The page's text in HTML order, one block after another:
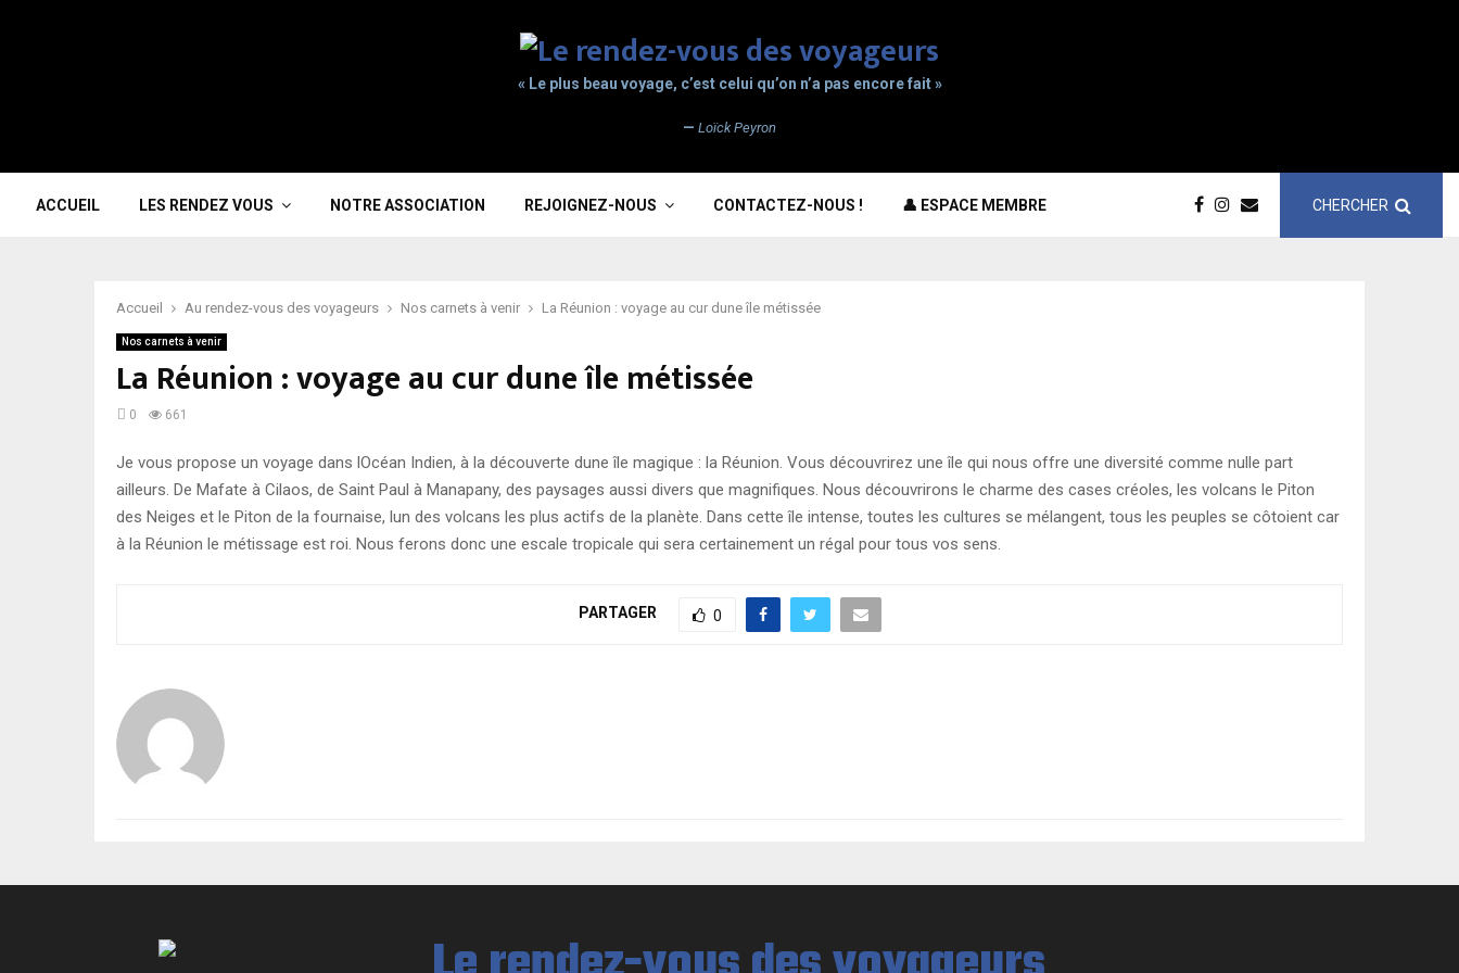
« Le plus beau voyage, c’est celui qu’on n’a pas encore fait »
— Loïck Peyron
ACCUEIL LES RENDEZ VOUS NOTRE ASSOCIATION REJOIGNEZ-NOUS CONTACTEZ-NOUS ! 👤 ESPACE MEMBRE CHERCHER
Accueil Au rendez-vous des voyageurs Nos carnets à venir La Réunion : voyage au cur dune île métissée
Nos carnets à venir
La Réunion : voyage au cur dune île métissée
0 661
Je vous propose un voyage dans lOcéan Indien, à la découverte dune île magique : la Réunion. Vous découvrirez une île qui nous offre une diversité comme nulle part
ailleurs. De Mafate à Cilaos, de Saint Paul à Manapany, des paysages aussi divers que magnifiques. Nous découvrirons le charme des cases créoles, les volcans le Piton
des Neiges et le Piton de la fournaise, lun des volcans les plus actifs de la planète. Dans cette île intense, toutes les cultures se mélangent, tous les peuples se côtoient car
à la Réunion le métissage est roi. Nous ferons donc une escale tropicale qui sera certainement un régal pour tous vos sens.
PARTAGER 0